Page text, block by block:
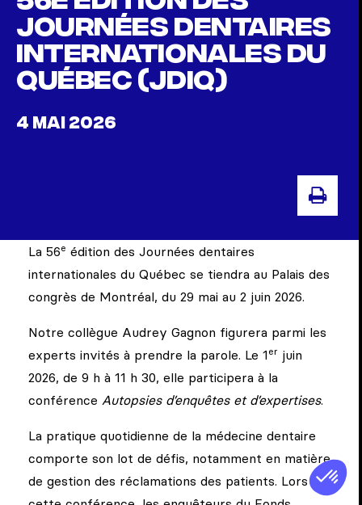
Journées dentaires
internationales du
Québec (JDIQ)
4 MAI 2026
La 56e édition des Journées dentaires
internationales du Québec se tiendra au Palais des
congrès de Montréal, du 29 mai au 2 juin 2026.
Notre collègue Audrey Gagnon figurera parmi les
experts invités à prendre la parole. Le 1er juin
2026, de 9 h à 11 h 30, elle participera à la
conférence Autopsies d’enquêtes et d’expertises.
La pratique quotidienne de la médecine dentaire
comporte son lot de défis, notamment en matière
de gestion des réclamations des patients. Lors de